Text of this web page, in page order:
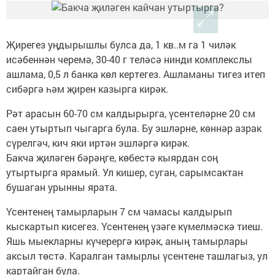
Җирегез уңдырышлы булса да, 1 кв..м га 1 чиләк
исәбеннән черемә, 30-40 г теләсә нинди комплекслы
ашлама, 0,5 л банка көл кертегез. Ашламаны тигез итеп
сибәргә һәм җирен казырга кирәк.
Рәт арасын 60-70 см калдырырга, үсентеләрне 20 см
саен утыртып чыгарга була. Бу эшләрне, көннәр азрак
сүрелгәч, кич яки иртән эшләргә кирәк.
Бакча җиләген бәрәңге, көбестә кыярдан соң
утыртырга ярамый. Ул кишер, суган, сарымсактан
бушаган урынны ярата.
Үсентенең тамырларын 7 см чамасы калдырып
кыскартып кисегез. Үсентенең үзәге күмелмәскә тиеш.
Яшь мыекларны күчерергә кирәк, аның тамырлары
аксыл төстә. Каралган тамырлы үсентене ташлагыз, ул
картайган була.